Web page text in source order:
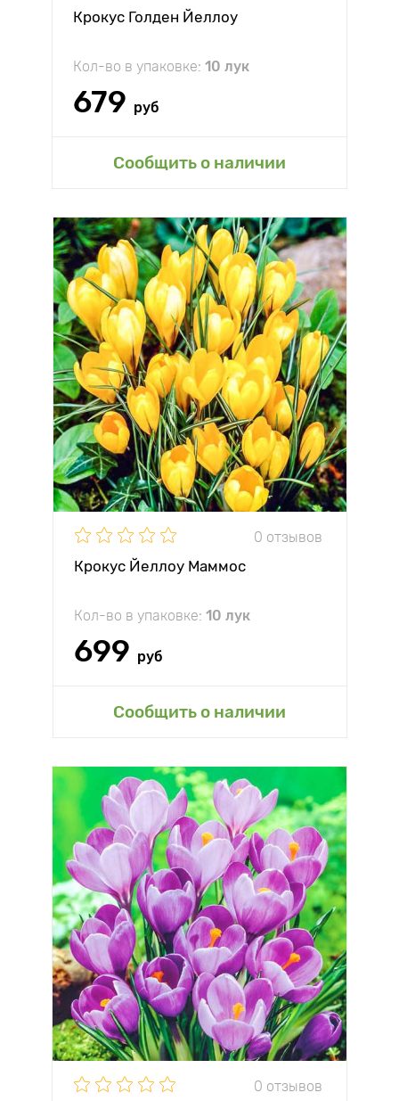
Крокус Голден Йеллоу
Кол-во в упаковке: 10 лук
679 руб
Сообщить о наличии
0 отзывов
Крокус Йеллоу Маммос
Кол-во в упаковке: 10 лук
699 руб
Сообщить о наличии
0 отзывов